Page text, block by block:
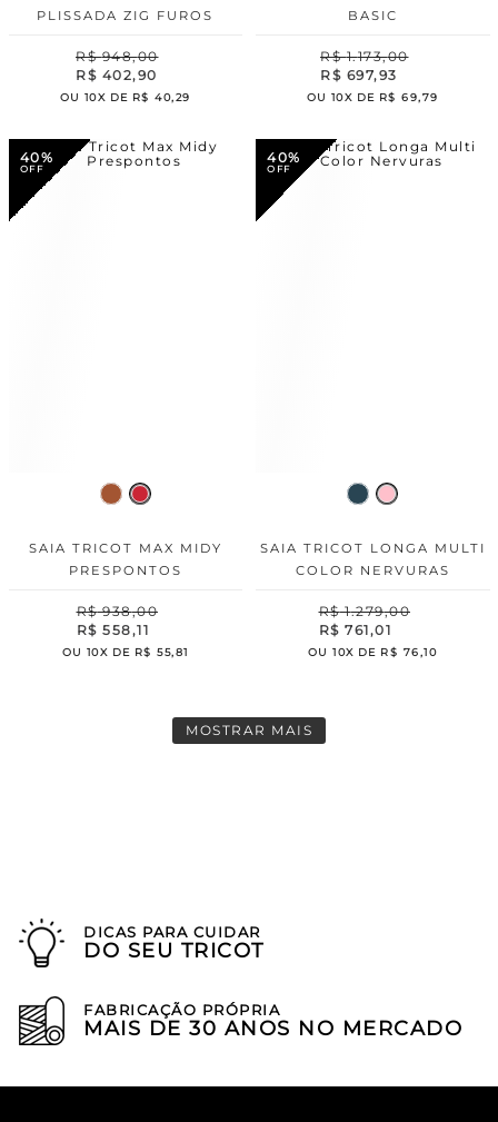
PLISSADA ZIG FUROS
R$ 948,00
R$ 402,90
OU 10X DE R$ 40,29
BASIC
R$ 1.173,00
R$ 697,93
OU 10X DE R$ 69,79
40%
SAIA TRICOT MAX MIDY
PRESPONTOS
R$ 938,00
R$ 558,11
OU 10X DE R$ 55,81
40%
SAIA TRICOT LONGA MULTI
COLOR NERVURAS
R$ 1.279,00
R$ 761,01
OU10X DE R$ 76 ,10
MOSTRAR MAIS
DICAS PARA CUIDAR
DO SEU TRICOT
FABRICAÇÃO PRÓPRIA
MAIS DE 30 ANOS NO MERCADO